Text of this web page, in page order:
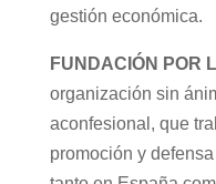
gestión económica.
FUNDACIÓN POR
organización sin
aconfesional, que
promoción y